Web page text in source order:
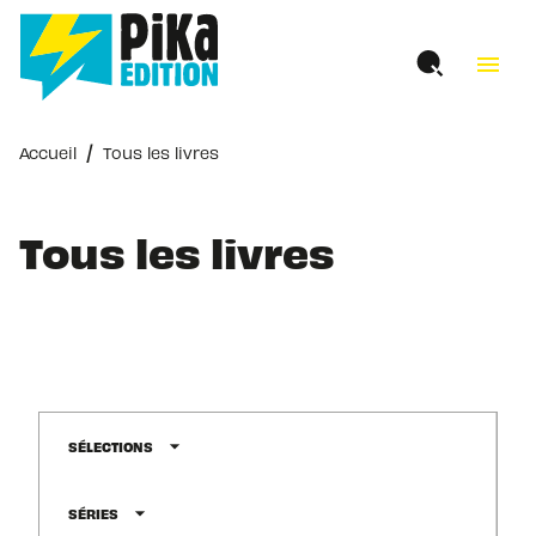
MENU RECHERCHE
PIED DE PAGE
menu
Accueil / Tous les livres
Tous les livres
SÉLECTIONS arrow_drop_down
SÉRIES arrow_drop_down